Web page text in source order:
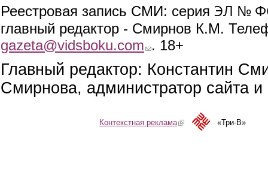
Реестровая запись СМИ: серия ЭЛ №
главный редактор - Смирнов К.М.
gazeta@vidsboku.com (link sends e-mail)
. 18+
Главный редактор: Константин
Смирнова, администратор сайта
Контекстная реклама(link is external)«Три-В»